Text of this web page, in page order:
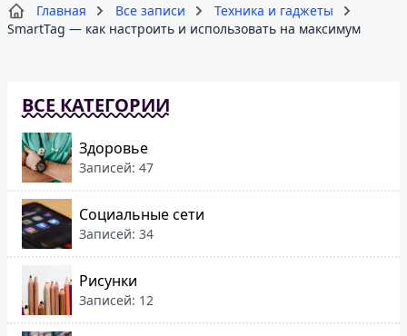
Главная Все записи
Техника и гаджеты
SmartTag — как настроить и использовать на максимум
ВСЕ КАТЕГОРИИ
Здоровье
Записей: 47
Социальные сети
Записей: 34
Рисунки
Записей: 12